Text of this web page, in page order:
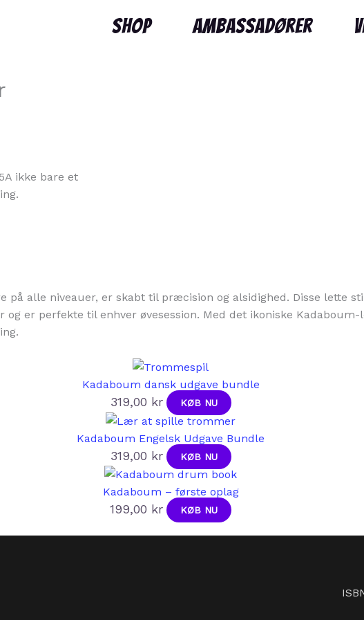
Shop Ambassadører
ikke bare et
på alle niveauer, er skabt til præcision og alsidighed. Disse lette
er perfekte til enhver øvesession. Med det ikoniske Kadaboum-
Kadaboum dansk udgave bundle
319,00 kr KØB NU
Kadaboum Engelsk Udgave Bundle
319,00 kr KØB NU
Kadaboum – første oplag
199,00 kr KØB NU